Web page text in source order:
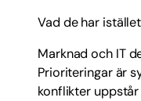
Vad de har
Marknad och IT
Prioriteringar är
konflikter